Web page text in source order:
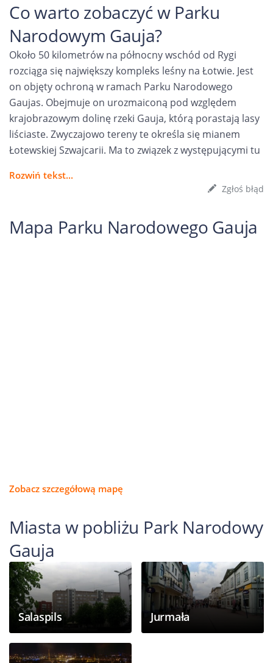
Co warto zobaczyć w Parku
Narodowym Gauja?
Około 50 kilometrów na północny wschód od Rygi
rozciąga się największy kompleks leśny na Łotwie. Jest
on objęty ochroną w ramach Parku Narodowego
Gaujas. Obejmuje on urozmaiconą pod względem
krajobrazowym dolinę rzeki Gauja, którą porastają lasy
liściaste. Zwyczajowo tereny te określa się mianem
Łotewskiej Szwajcarii. Ma to związek z występującymi tu
Rozwiń tekst...
Zgłoś błąd
Mapa Parku Narodowego Gauja
Zobacz szczegółową mapę
Miasta w pobliżu Park Narodowy
Gauja
Salaspils Jurmała